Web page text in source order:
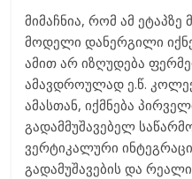
მიმაჩნია, რომ ამ ეტაპზე
მოდელი დანერგილი
ამით არ იზღუდება
ამავდროულად ე.წ.
ამასთან, იქმნება
გადამმუშავებელ
ვერტიკალური
გადამუშავების და